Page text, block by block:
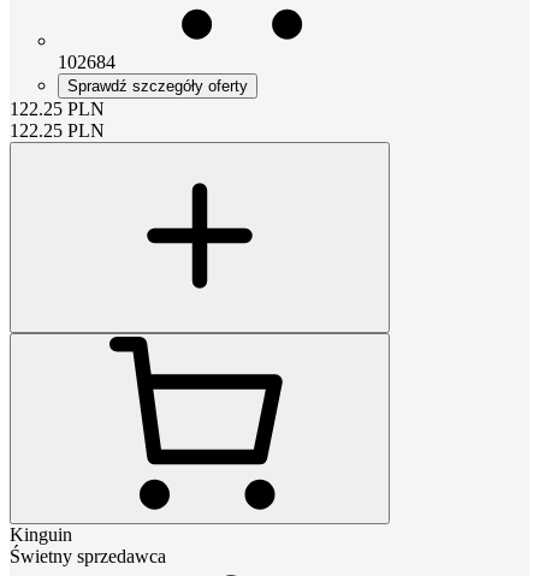
102684
Sprawdź szczegóły oferty
122.25 PLN
122.25 PLN
Kinguin
Świetny sprzedawca